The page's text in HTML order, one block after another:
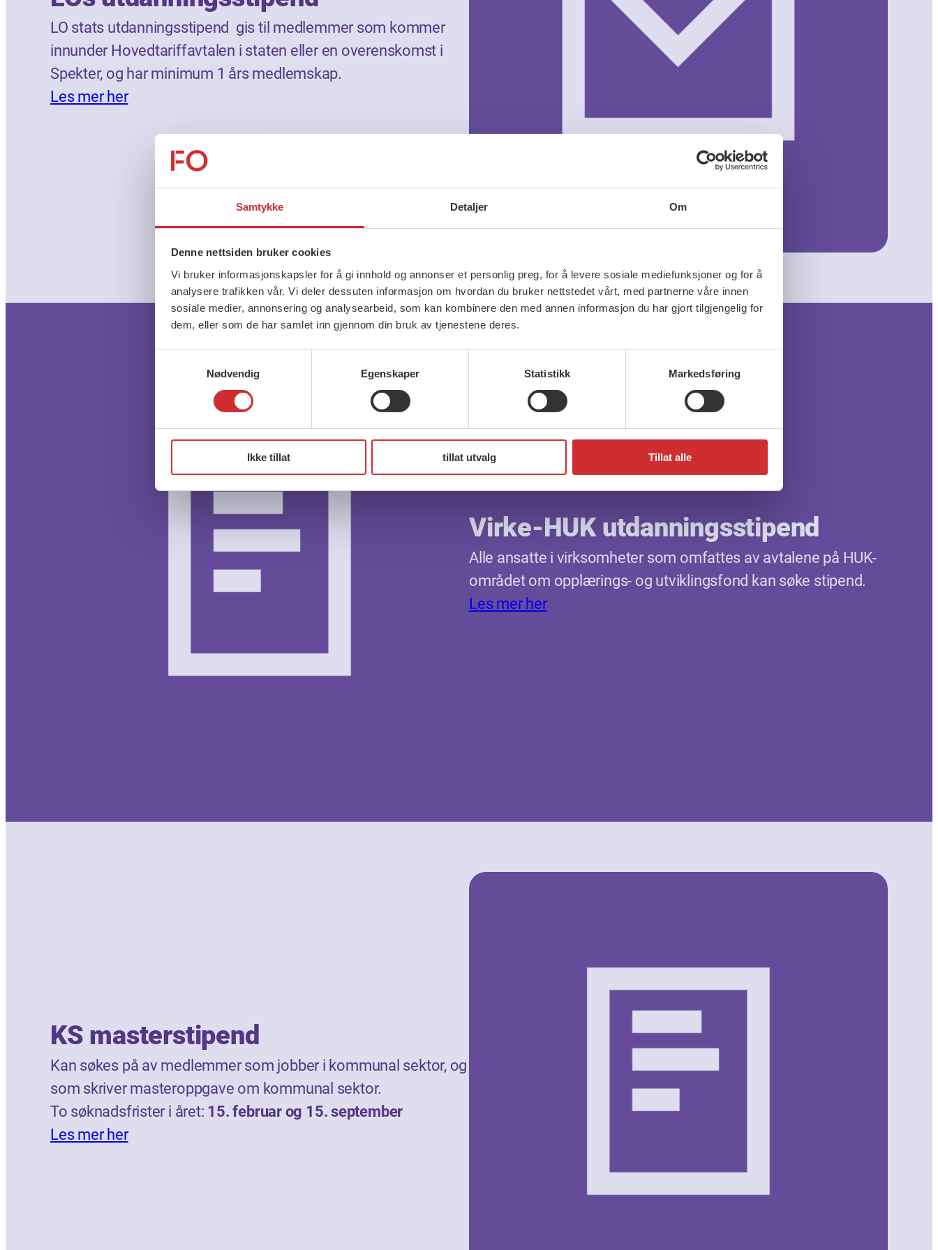
Samtykke Detaljer Om
Denne nettsiden bruker cookies
Vi bruker informasjonskapsler for å gi innhold og annonser et personlig preg, for å levere sosiale mediefunksjoner og for å
analysere trafikken vår. Vi deler dessuten informasjon om hvordan du bruker nettstedet vårt, med partnerne våre innen
sosiale medier, annonsering og analysearbeid, som kan kombinere den med annen informasjon du har gjort tilgjengelig for
dem, eller som de har samlet inn gjennom din bruk av tjenestene deres.
Nødvendig
Egenskaper Statistikk Markedsføring
Ikke tillat tillat utvalg Tillat alle
LO stats utdanningsstipend gis til medlemmer som kommer
innunder Hovedtariffavtalen i staten eller en overenskomst i
Spekter, og har minimum 1 års medlemskap.
Les mer her
Virke-HUK utdanningsstipend
Alle ansatte i virksomheter som omfattes av avtalene på HUK-
området om opplærings- og utviklingsfond kan søke stipend.
Les mer her
KS masterstipend
Kan søkes på av medlemmer som jobber i kommunal sektor, og
som skriver masteroppgave om kommunal sektor.
To søknadsfrister i året: 15. februar og 15. september
Les mer her